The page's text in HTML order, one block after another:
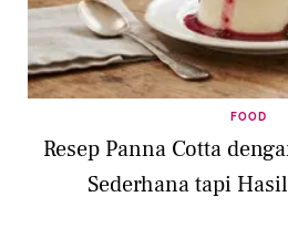
FOOD
Resep Panna Cotta
Sederhana tapi